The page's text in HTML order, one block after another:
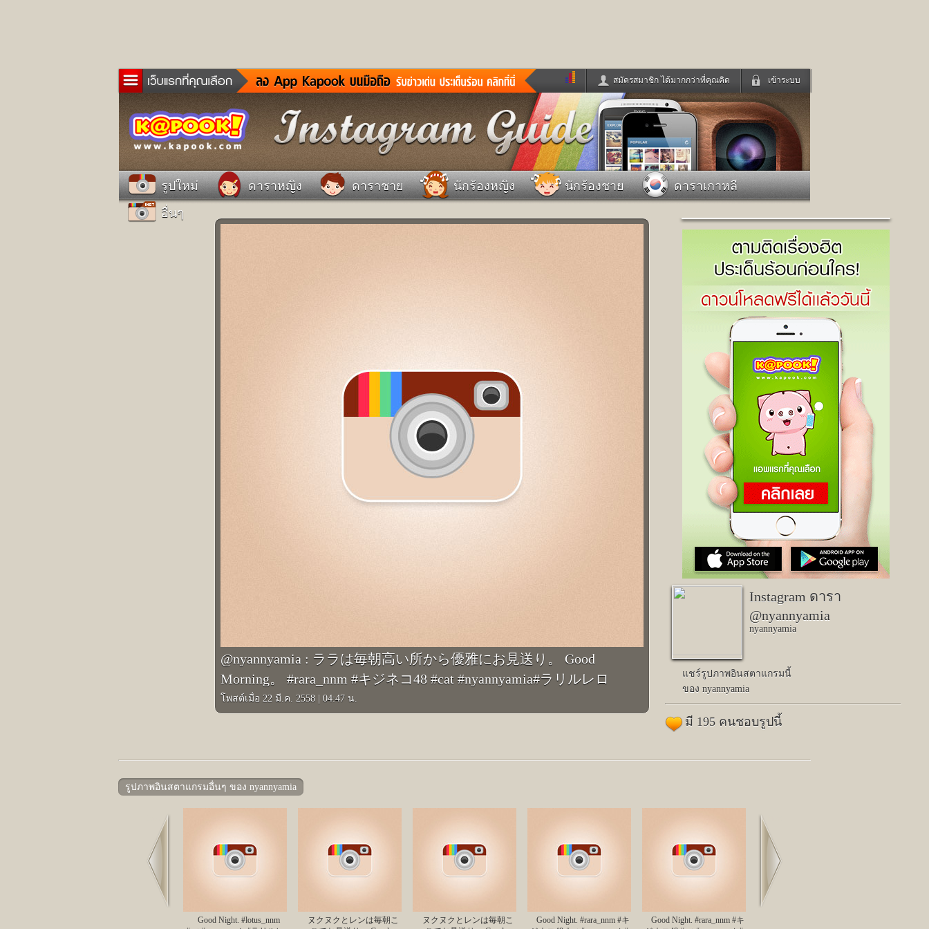
เข้าระบบ
สมัครสมาชิก ได้มากกว่าที่คุณคิด
ข่าวด่วน ข่าวสั้น ข่าวดารา
ดูทีวี
ละคร
หนังใหม่ ฟังเพลง
ฟังวิทยุออนไลน์
เกม
หมากรุกไทย แชทหมากฮอส
Glitter
แต่งงาน
แม่และเด็ก
ดูดวง
ทำนายฝัน สุขภาพ
สัตว์เลี้ยง
ผู้ชาย
ผลบอล บ้านและการตกแต่ง
ท่องเที่ยว
Facebook
เข้าระบบด้วย User Kapook
Email
Password
เข้าระบบด้วย Facebook
รูปใหม่ ดาราหญิง ดาราชาย นักร้องหญิง นักร้องชาย
ดาราเกาหลี
อื่นๆ
@nyannyamia : ララは毎朝高い所から優雅にお見送り。 Good
Morning。 #rara_nnm #キジネコ48 #cat #nyannyamia#ラリルレロ
โพสต์เมื่อ 22 มี.ค. 2558 04:47 น.
Instagram ดารา
@nyannyamia
nyannyamia
แชร์รูปภาพอินสตาแกรมนี้
ของ nyannyamia
มี 195 คนชอบรูปนี้
รูปภาพอินสตาแกรมอื่นๆ ของ nyannyamia
Good Night. #lotus_nnm
ヌクヌクとレンは毎朝こ
ヌクヌクとレンは毎朝こ
Good Night. #rara_nnm #キ
Good Night. #rara_nnm #キ